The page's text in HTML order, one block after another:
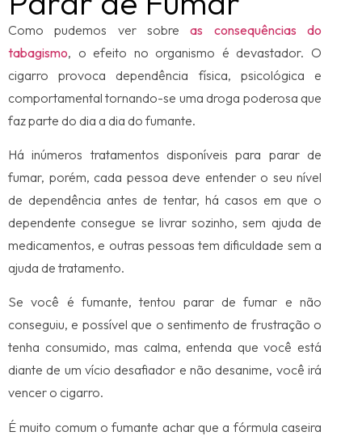
Como pudemos ver sobreas consequências do
tabagismo, o efeito no organismo é devastador. O
cigarro provoca dependência física, psicológica e
comportamental tornando-se uma droga poderosa que
faz parte do dia a dia do fumante.
Há inúmeros tratamentos disponíveis para parar de
fumar, porém, cada pessoa deve entender o seu nível
de dependência antes de tentar, há casos em que o
dependente consegue se livrar sozinho, sem ajuda de
medicamentos, e outras pessoas tem dificuldade sem a
ajuda de tratamento.
Se você é fumante, tentou parar de fumar e não
conseguiu, e possível que o sentimento de frustração o
tenha consumido, mas calma, entenda que você está
diante de um vício desafiador e não desanime, você irá
vencer o cigarro.
É muito comum o fumante achar que a fórmula caseira